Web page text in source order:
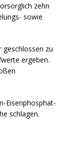
zehn
sowie
zu
ergeben.
Eisenphosphat-
schlagen.